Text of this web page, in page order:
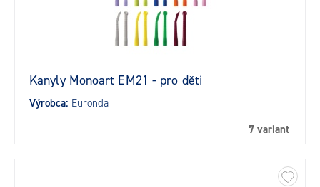
Kanyly Monoart EM21 - pro děti
Výrobca: Euronda
7 variant